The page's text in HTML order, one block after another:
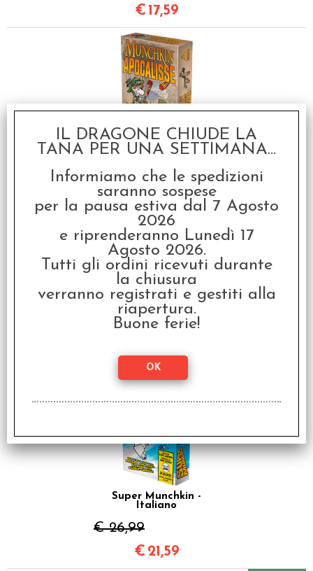
€ 17,59
Munchkin Apocalisse
26,99
Munchkin OZ - Italiano
SCONTO 20%
17,59
Super Munchkin -
Italiano
€ 26,99
€ 21,59
IL DRAGONE CHIUDE LA
TANA PER UNA SETTIMANA...
Informiamo che le spedizioni
saranno sospese
per la pausa estiva dal 7 Agosto
2026
e riprenderanno Lunedì 17
Agosto 2026.
Tutti gli ordini ricevuti durante
la chiusura
verranno registrati e gestiti alla
riapertura.
Buone ferie!